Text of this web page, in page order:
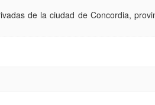
de la ciudad de Concordia,